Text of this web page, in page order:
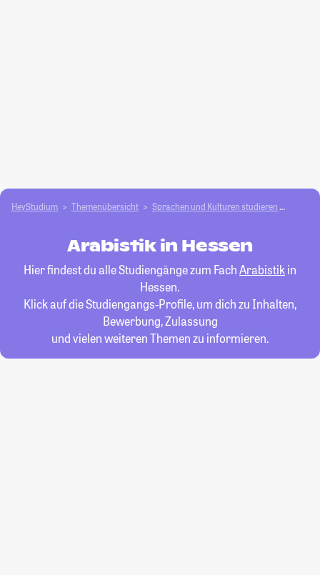
HeyStudium Themenübersicht Sprachen und Kulturen studieren
Arabistik in Hessen
Hier findest du alle Studiengänge zum FachArabistikin
Hessen.
Klick auf die Studiengangs-Profile, um dich zu Inhalten,
Bewerbung, Zulassung
und vielen weiteren Themen zu informieren.